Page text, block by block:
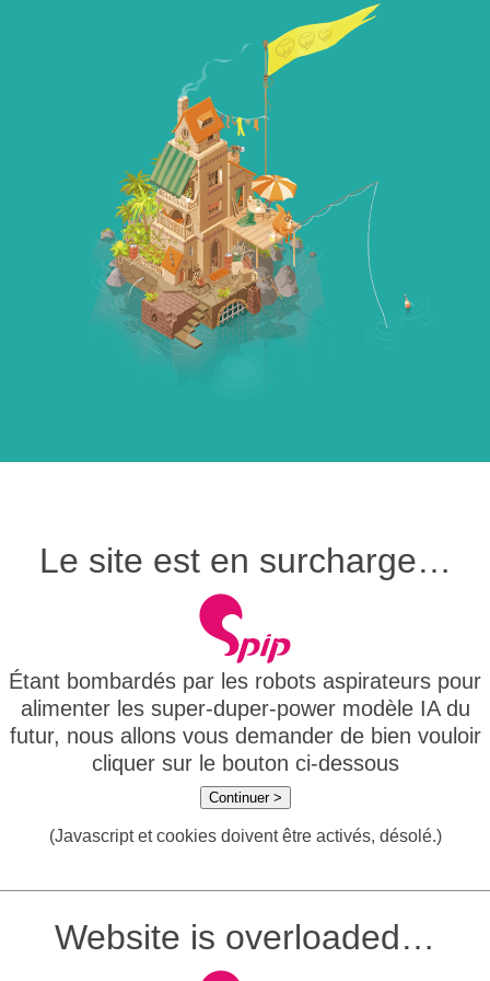
Le site est en surcharge…
Étant bombardés par les robots aspirateurs pour
alimenter les super-duper-power modèle IA du
futur, nous allons vous demander de bien vouloir
cliquer sur le bouton ci-dessous
Continuer >
(Javascript et cookies doivent être activés, désolé.)
Website is overloaded…